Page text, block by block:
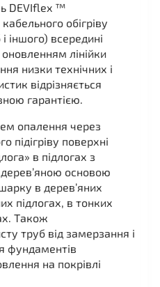
DEVIflex ™
обігріву
іншого) всередині
лінійки
низки технічних і
відрізняється
гарантією.
опалення через
підігріву поверхні
в підлогах з
основою
в дерев’яних
підлогах, в тонких
Також
труб від замерзання і
фундаментів
на покрівлі